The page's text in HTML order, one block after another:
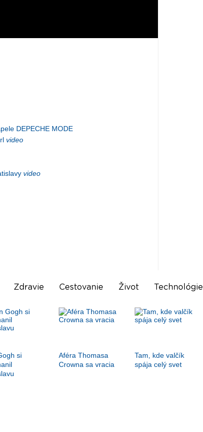
DEPECHE MODE
video
video
Zdravie Cestovanie Život Technológie
si
Aféra Thomasa
Crowna sa vracia
Tam, kde valčík
spája celý svet